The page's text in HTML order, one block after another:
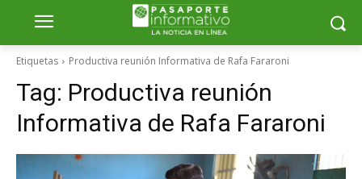
Etiquetas Productiva reunión Informativa de Rafa Fararoni
Tag: Productiva reunión
Informativa de Rafa Fararoni